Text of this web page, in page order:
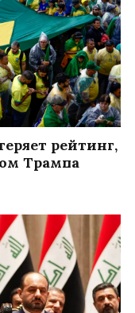
рейтинг,
Трампа